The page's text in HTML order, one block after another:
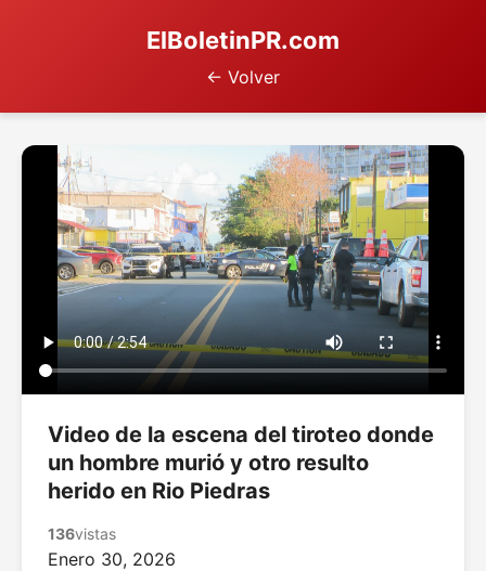
ElBoletinPR.com
← Volver
Video de la escena del tiroteo donde
un hombre murió y otro resulto
herido en Rio Piedras
136vistas
Enero 30, 2026